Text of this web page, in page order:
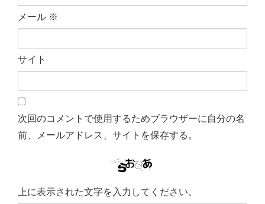
メール ※
サイト
次回のコメントで使用するためブラウザーに自分の名
前、メールアドレス、サイトを保存する。
上に表示された文字を入力してください。